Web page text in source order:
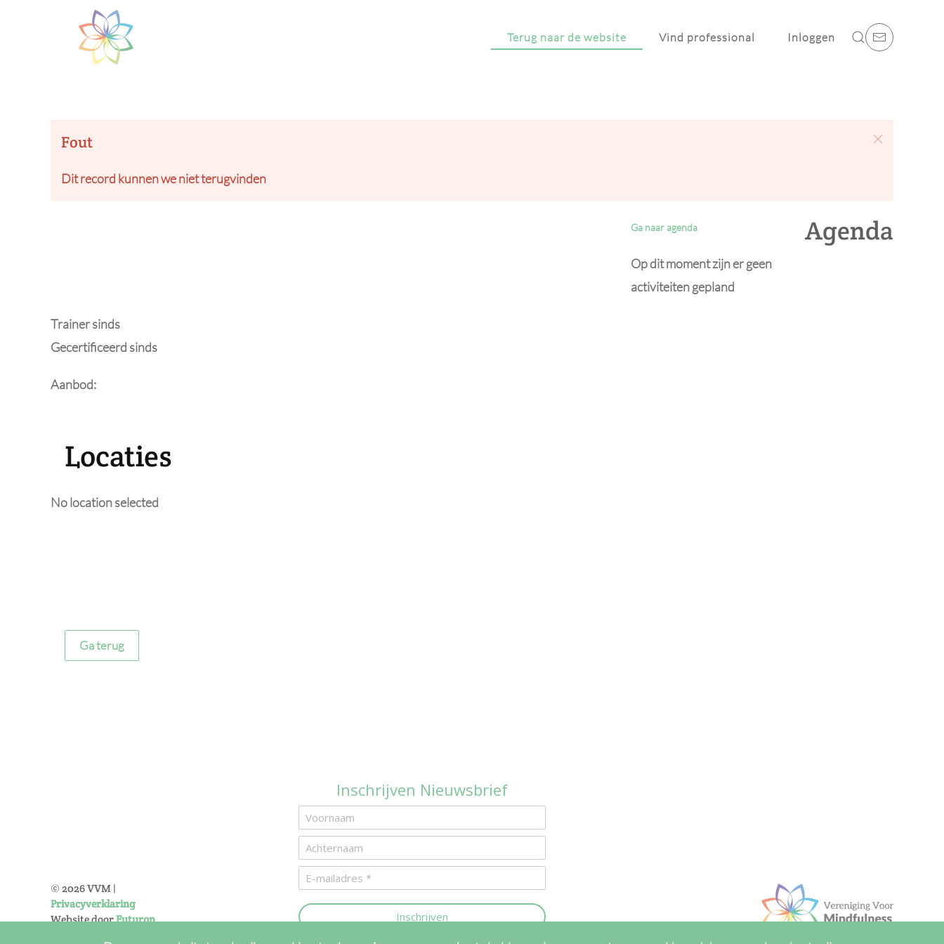
Skip to main content Terug naar de website Vind professional Inloggen
Fout
Dit record kunnen we niet terugvinden
Trainer sinds
Gecertificeerd sinds
Aanbod:
Locaties
No location selected
Agenda
Ga naar agenda
Op dit moment zijn er geen
activiteiten gepland
Ga terug
© 2026VVM |
Privacyverklaring
Website doorFuturon
Inschrijven Nieuwsbrief
Inschrijven